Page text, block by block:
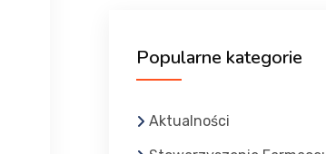
Popularne kategorie
Aktualności